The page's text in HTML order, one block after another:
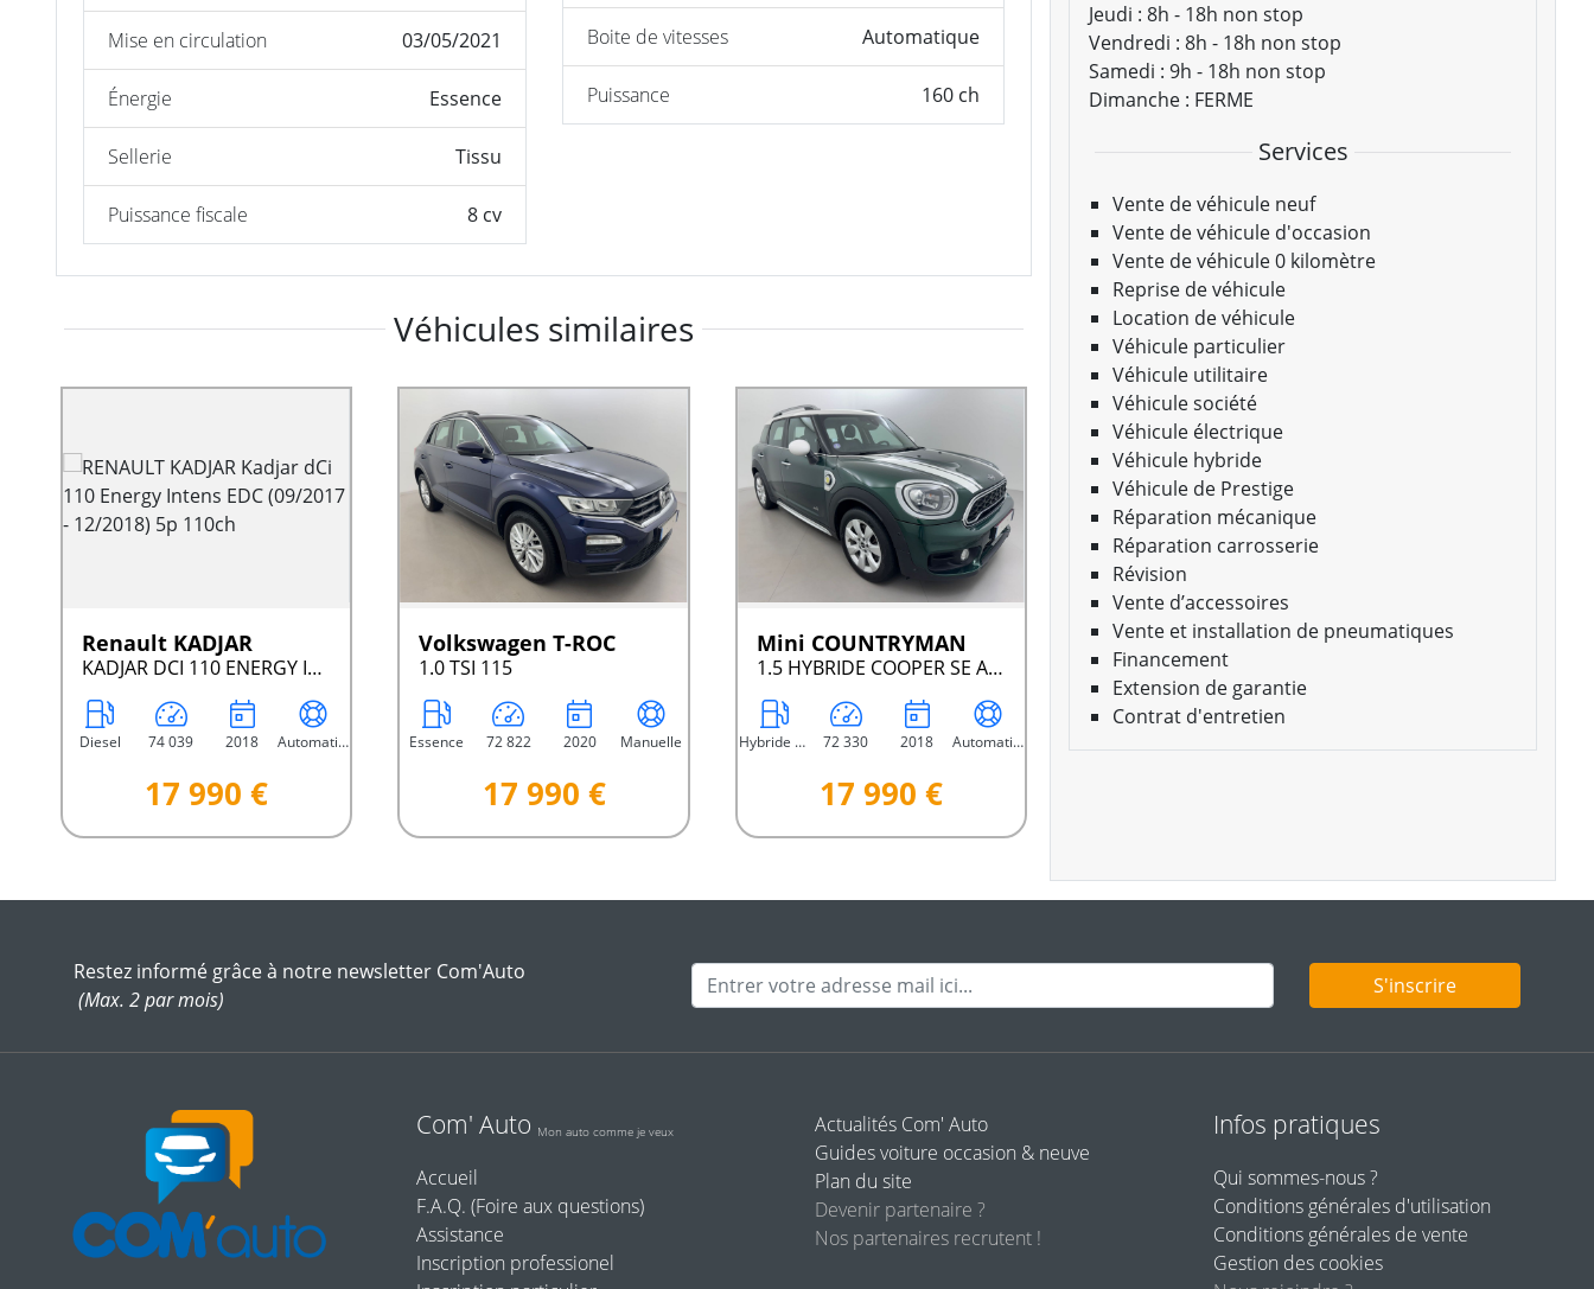
Mise en circulation 03/05/2021
Énergie Essence
Sellerie Tissu
Puissance fiscale 8 cv
Boite de vitesses Automatique
Puissance 160 ch
Véhicules similaires
Renault KADJAR
KADJAR DCI 110 ENERGY INTENS EDC (09/2017 - 12/2018) 5P 110CH
Diesel 74 039 2018 Automatique
17 990 €
Volkswagen T-ROC
1.0 TSI 115
Essence 72 822 2020 Manuelle
17 990 €
Mini COUNTRYMAN
1.5 HYBRIDE COOPER SE ALL4 BVA6
Hybride Essence Rechargeable 72 330 2018 Automatique
17 990 €
Jeudi :8h - 18h non stop
Vendredi :8h - 18h non stop
Samedi :9h - 18h non stop
Dimanche : FERME
Services
Vente de véhicule neuf
Vente de véhicule d'occasion
Vente de véhicule 0 kilomètre
Reprise de véhicule
Location de véhicule
Véhicule particulier
Véhicule utilitaire
Véhicule société
Véhicule électrique
Véhicule hybride
Véhicule de Prestige
Réparation mécanique
Réparation carrosserie
Révision
Vente d’accessoires
Vente et installation de pneumatiques
Financement
Extension de garantie
Contrat d'entretien
Restez informé grâce à notre newsletter Com'Auto
(Max. 2 par mois)
Adresse mail S'inscrire
Com' Auto Mon auto comme je veux
Accueil
F.A.Q. (Foire aux questions)
Assistance
Inscription professionel
Actualités Com' Auto
Guides voiture occasion & neuve
Plan du site
Devenir partenaire ?
Nos partenaires recrutent !
Infos pratiques
Qui sommes-nous ?
Conditions générales d'utilisation
Conditions générales de vente
Gestion des cookies